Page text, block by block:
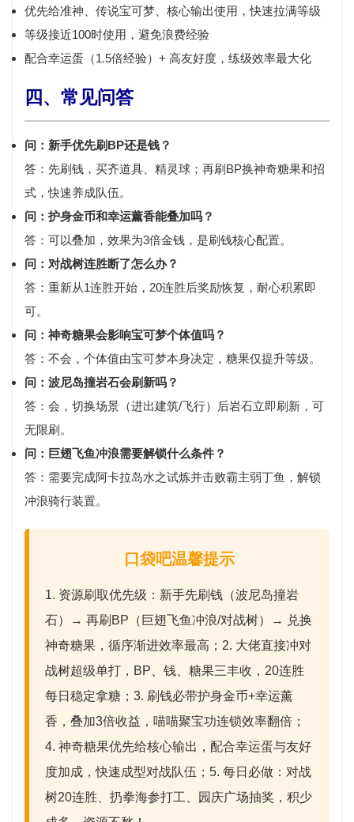
优先给准神、传说宝可梦、核心输出使用，快速拉满等级
等级接近100时使用，避免浪费经验
配合幸运蛋（1.5倍经验）+ 高友好度，练级效率最大化
四、常见问答
问：新手优先刷BP还是钱？
答： 先刷钱 ，买齐道具、精灵球；再刷BP换神奇糖果和招
式，快速养成队伍。
问：护身金币和幸运薰香能叠加吗？
答： 可以叠加 ，效果为3倍金钱，是刷钱核心配置。
问：对战树连胜断了怎么办？
答：重新从1连胜开始，20连胜后奖励恢复，耐心积累即
可。
问：神奇糖果会影响宝可梦个体值吗？
答： 不会 ，个体值由宝可梦本身决定，糖果仅提升等级。
问：波尼岛撞岩石会刷新吗？
答： 会 ，切换场景（进出建筑/飞行）后岩石立即刷新，可
无限刷。
问：巨翅飞鱼冲浪需要解锁什么条件？
答：需要完成阿卡拉岛水之试炼并击败霸主弱丁鱼 ，解锁
冲浪骑行装置。
口袋吧温馨提示
1. 资源刷取优先级： 新手先刷钱（波尼岛撞岩
石）→ 再刷BP（巨翅飞鱼冲浪/对战树）→ 兑换
神奇糖果 ，循序渐进效率最高；2. 大佬直接冲对
战树超级单打 ，BP、钱、糖果三丰收，20连胜
每日稳定拿糖；3. 刷钱必带护身金币+幸运薰
香 ，叠加3倍收益，喵喵聚宝功连锁效率翻倍；
4. 神奇糖果优先给核心输出，配合幸运蛋与友好
度加成，快速成型对战队伍；5. 每日必做：对战
树20连胜、扔拳海参打工、园庆广场抽奖，积少